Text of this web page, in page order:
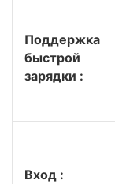
Поддержка
быстрой
зарядки :
Вход :